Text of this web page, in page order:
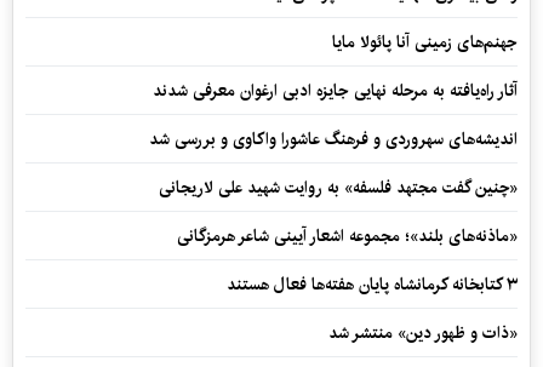
جهنم‌های زمینی آنا پائولا مایا
آثار راه‌یافته به مرحله نهایی جایزه ادبی ارغوان معرفی شدند
اندیشه‌های سهروردی و فرهنگ عاشورا واکاوی و بررسی شد
«چنین گفت مجتهد فلسفه» به روایت شهید علی لاریجانی
«ماذنه‌های بلند»؛ مجموعه اشعار آیینی شاعر هرمزگانی
۳ کتابخانه کرمانشاه پایان هفته‌ها فعال هستند
«ذات و ظهور دین» منتشر شد